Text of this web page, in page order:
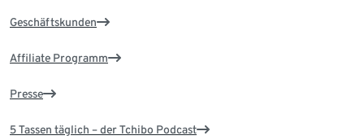
Geschäftskunden
Affiliate Programm
Presse
5 Tassen täglich – der Tchibo Podcast